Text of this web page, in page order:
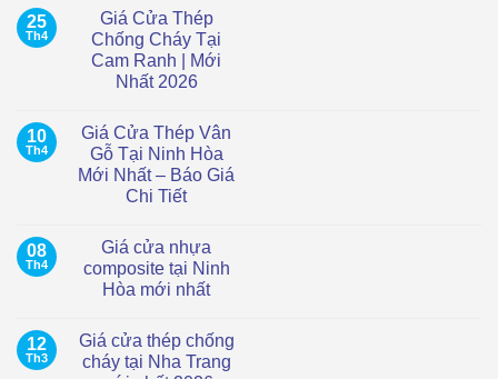
bình
luận
ở
Giá
cửa
vòm
TP.HCM
–
Hiện
đại,
chống
25
Th4
Giá Cửa Thép
Chống Cháy Tại
Cam Ranh | Mới
Nhất 2026
bình
luận
ở
Giá
Cửa
Thép
Tại
Cam
Ranh
|
2026
10
Th4
Giá Cửa Thép Vân
Gỗ Tại Ninh Hòa
Mới Nhất – Báo Giá
Chi Tiết
bình
luận
ở
Giá
Vân
Gỗ
Tại
08
Th4
Giá cửa nhựa
composite tại Ninh
Hòa mới nhất
bình
luận
ở
12
Th3
Giá cửa thép chống
cháy tại Nha Trang